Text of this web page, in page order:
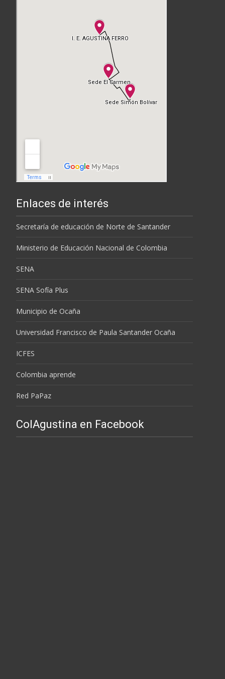
Enlaces de interés
Secretaría de educación de Norte de Santander
Ministerio de Educación Nacional de Colombia
SENA
SENA Sofía Plus
Municipio de Ocaña
Universidad Francisco de Paula Santander Ocaña
ICFES
Colombia aprende
Red PaPaz
ColAgustina en Facebook